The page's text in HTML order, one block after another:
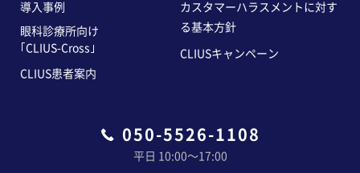
050-5526-1108
平日 10:00〜17:00
導入事例
眼科診療所向け
｢CLIUS-Cross｣
CLIUS患者案内
カスタマーハラスメントに対す
る基本方針
CLIUSキャンペーン